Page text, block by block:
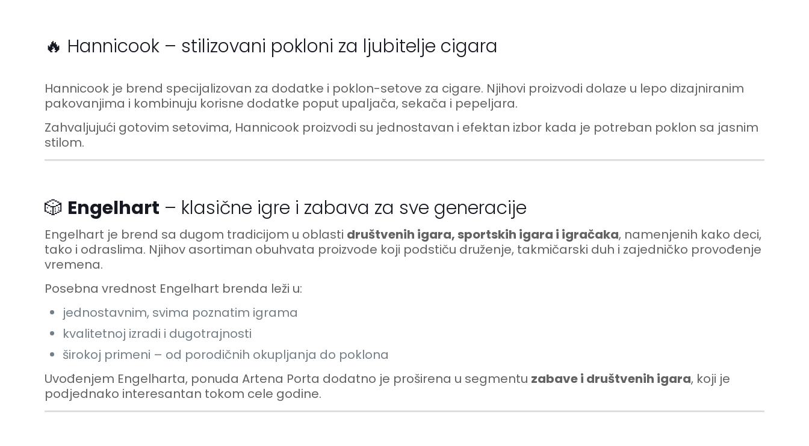
🔥 Hannicook – stilizovani pokloni za ljubitelje cigara
Hannicook je brend specijalizovan za dodatke i poklon-setove za cigare. Njihovi proizvodi dolaze u lepo dizajniranim
pakovanjima i kombinuju korisne dodatke poput upaljača, sekača i pepeljara.
Zahvaljujući gotovim setovima, Hannicook proizvodi su jednostavan i efektan izbor kada je potreban poklon sa jasnim
stilom.
🎲 Engelhart – klasične igre i zabava za sve generacije
Engelhart je brend sa dugom tradicijom u oblasti društvenih igara, sportskih igara i igračaka, namenjenih kako deci,
tako i odraslima. Njihov asortiman obuhvata proizvode koji podstiču druženje, takmičarski duh i zajedničko provođenje
vremena.
Posebna vrednost Engelhart brenda leži u:
jednostavnim, svima poznatim igrama
kvalitetnoj izradi i dugotrajnosti
širokoj primeni – od porodičnih okupljanja do poklona
Uvođenjem Engelharta, ponuda Artena Porta dodatno je proširena u segmentu zabave i društvenih igara, koji je
podjednako interesantan tokom cele godine.